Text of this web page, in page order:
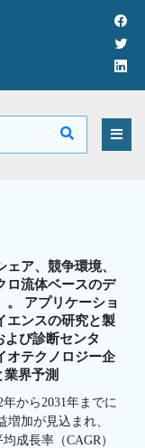
ア、競争環境、
ロ流体ベースのデ
。 アプリケーショ
エンスの研究と製
び診断センタ
オテクノロジー企
業界予測
から2031年までに
増加が見込まれ、
成長率（CAGR）